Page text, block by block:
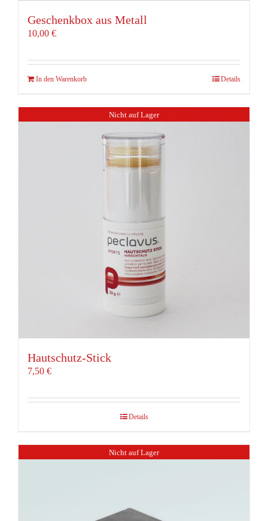
Geschenkbox aus Metall
10,00 €
In den Warenkorb Details
Nicht auf Lager
Hautschutz-Stick
7,50 €
Details
Nicht auf Lager